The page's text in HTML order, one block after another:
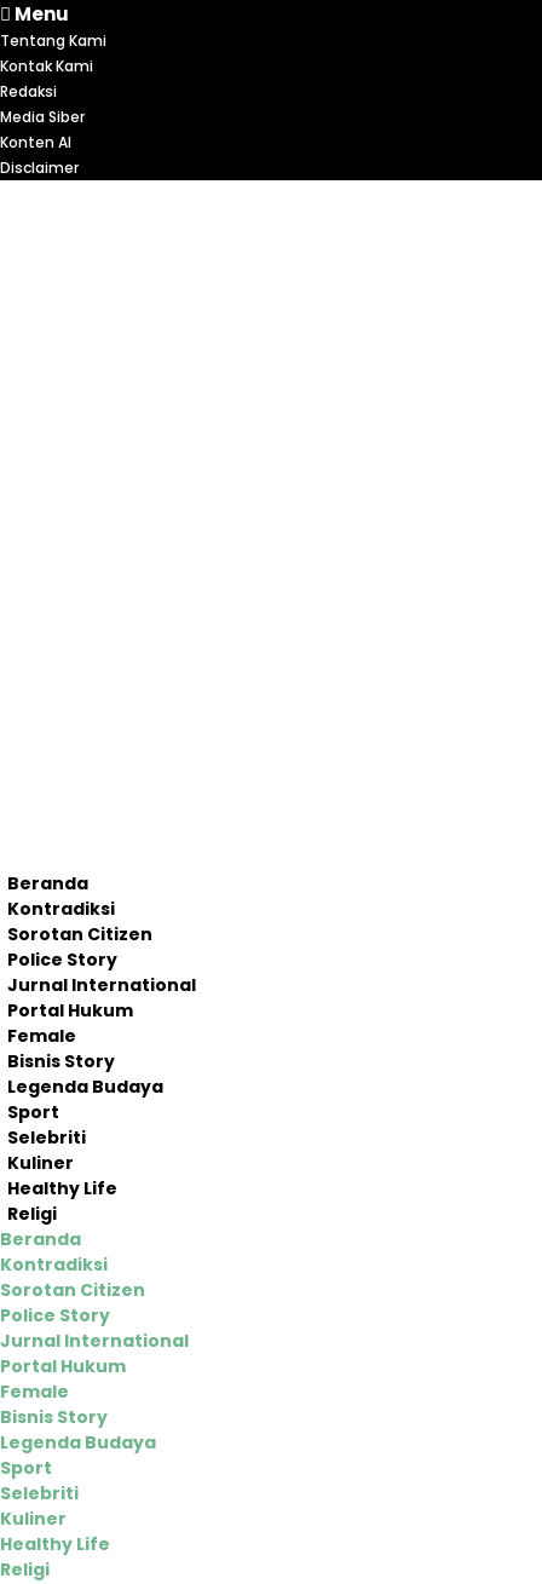
Menu
Tentang Kami
Kontak Kami
Redaksi
Media Siber
Konten AI
Disclaimer
Beranda
Kontradiksi
Sorotan Citizen
Police Story
Jurnal International
Portal Hukum
Female
Bisnis Story
Legenda Budaya
Sport
Selebriti
Kuliner
Healthy Life
Religi
Beranda
Kontradiksi
Sorotan Citizen
Police Story
Jurnal International
Portal Hukum
Female
Bisnis Story
Legenda Budaya
Sport
Selebriti
Kuliner
Healthy Life
Religi